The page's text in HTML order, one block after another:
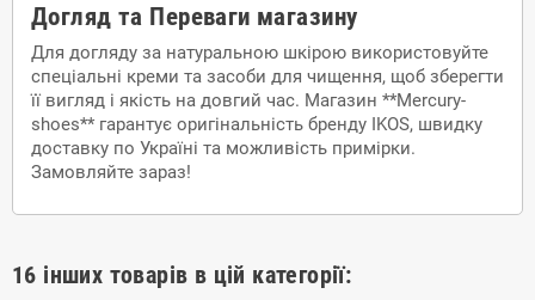
Догляд та Переваги магазину
Для догляду за натуральною шкірою використовуйте
спеціальні креми та засоби для чищення, щоб зберегти
її вигляд і якість на довгий час. Магазин **Mercury-
shoes** гарантує оригінальність бренду IKOS, швидку
доставку по Україні та можливість примірки.
Замовляйте зараз!
16 інших товарів в цій категорії: